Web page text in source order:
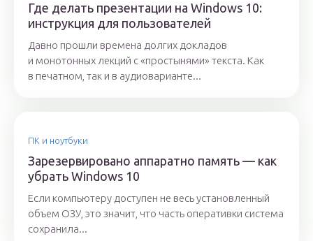
Где делать презентации на Windows 10:
инструкция для пользователей
Давно прошли времена долгих докладов
и монотонных лекций с «простынями» текста. Как
в печатном, так и в аудиоварианте...
ПК и ноутбуки
Зарезервировано аппаратно память — как
убрать Windows 10
Если компьютеру доступен не весь установленный
объем ОЗУ, это значит, что часть оперативки система
сохранила...